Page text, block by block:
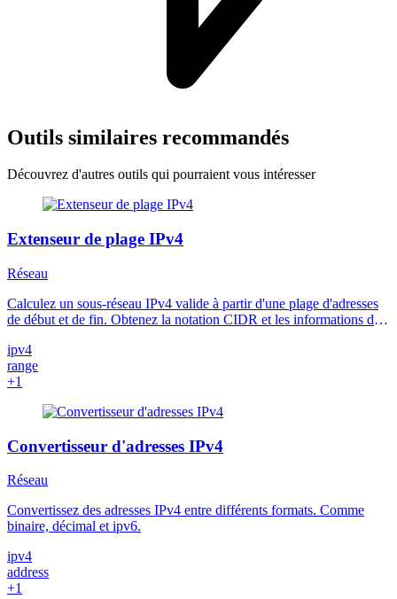
Outils similaires recommandés
Découvrez d'autres outils qui pourraient vous intéresser
Extenseur de plage IPv4
Réseau
Calculez un sous-réseau IPv4 valide à partir d'une plage d'adresses
de début et de fin. Obtenez la notation CIDR et les informations de
ipv4
range
+1
Convertisseur d'adresses IPv4
Réseau
Convertissez des adresses IPv4 entre différents formats. Comme
binaire, décimal et ipv6.
ipv4
address
+1